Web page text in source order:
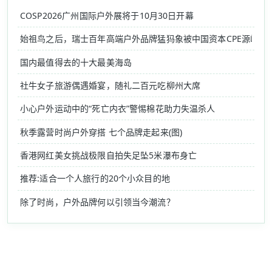
COSP2026广州国际户外展将于10月30日开幕
始祖鸟之后，瑞士百年高端户外品牌猛犸象被中国资本CPE源峰收
国内最值得去的十大最美海岛
社牛女子旅游偶遇婚宴，随礼二百元吃柳州大席
小心户外运动中的“死亡内衣”警惕棉花助力失温杀人
秋季露营时尚户外穿搭 七个品牌走起来(图)
香港网红美女挑战极限自拍失足坠5米瀑布身亡
推荐:适合一个人旅行的20个小众目的地
除了时尚，户外品牌何以引领当今潮流？